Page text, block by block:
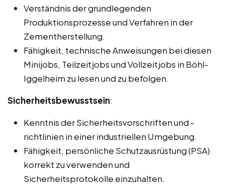
Verständnis der grundlegenden
Produktionsprozesse und Verfahren in der
Zementherstellung.
Fähigkeit, technische Anweisungen bei diesen
Minijobs, Teilzeitjobs und Vollzeitjobs in Böhl-
Iggelheim zu lesen und zu befolgen.
Sicherheitsbewusstsein:
Kenntnis der Sicherheitsvorschriften und -
richtlinien in einer industriellen Umgebung.
Fähigkeit, persönliche Schutzausrüstung (PSA)
korrekt zu verwenden und
Sicherheitsprotokolle einzuhalten.